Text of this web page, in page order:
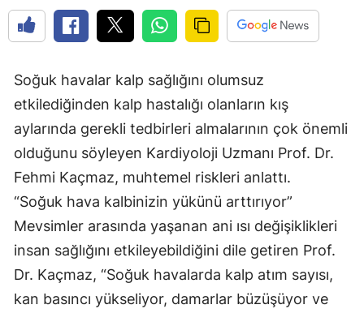
Soğuk havalar kalp sağlığını olumsuz
etkilediğinden kalp hastalığı olanların kış
aylarında gerekli tedbirleri almalarının çok önemli
olduğunu söyleyen Kardiyoloji Uzmanı Prof. Dr.
Fehmi Kaçmaz, muhtemel riskleri anlattı.
“Soğuk hava kalbinizin yükünü arttırıyor”
Mevsimler arasında yaşanan ani ısı değişiklikleri
insan sağlığını etkileyebildiğini dile getiren Prof.
Dr. Kaçmaz, “Soğuk havalarda kalp atım sayısı,
kan basıncı yükseliyor, damarlar büzüşüyor ve